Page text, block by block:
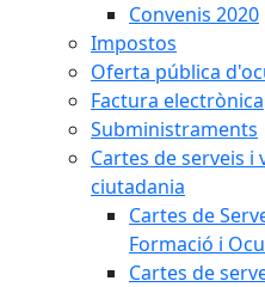
Convenis 2020
Impostos
Oferta pública
Factura electrònica
Subministraments
Cartes de serveis
ciutadania
Cartes de
Formació i
Cartes de